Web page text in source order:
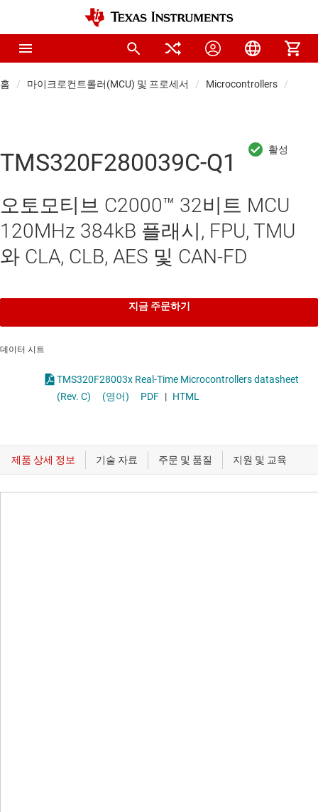
홈 마이크로컨트롤러(MCU) 및 프로세서 Microcontrollers
TMS320F280039C-Q1
오토모티브 C2000™ 32비트 MCU
120MHz 384kB 플래시, FPU, TMU
와 CLA, CLB, AES 및 CAN-FD
지금 주문하기
데이터 시트
TMS320F28003x Real-Time Microcontrollers datasheet
(Rev. C)
(영어) PDF | HTML